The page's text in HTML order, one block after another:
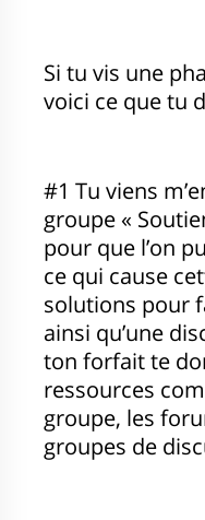
Si tu vis une
voici ce que tu
#1 Tu viens
groupe «
pour que l’on
ce qui cause
solutions pour
ainsi qu’une
ton forfait te
ressources
groupe, les
groupes de